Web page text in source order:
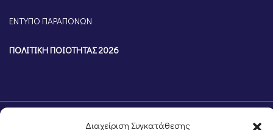
Διαχείριση Συγκατάθεσης
ΕΝΤΥΠΟ ΠΑΡΑΠΟΝΩΝ
ΠΟΛΙΤΙΚΗ ΠΟΙΟΤΗΤΑΣ 2026